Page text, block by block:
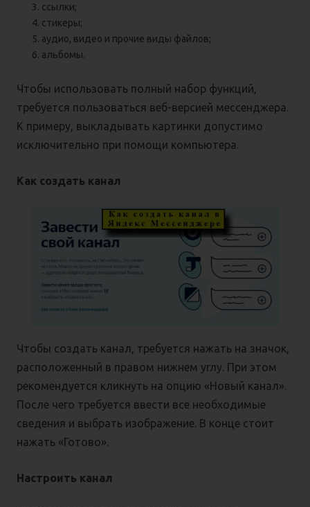
ссылки;
стикеры;
аудио, видео и прочие виды файлов;
альбомы.
Чтобы использовать полный набор функций,
требуется пользоваться веб-версией мессенджера.
К примеру, выкладывать картинки допустимо
исключительно при помощи компьютера.
Как создать канал
Чтобы создать канал, требуется нажать на значок,
расположенный в правом нижнем углу. При этом
рекомендуется кликнуть на опцию «Новый канал».
После чего требуется ввести все необходимые
сведения и выбрать изображение. В конце стоит
нажать «Готово».
Настроить канал